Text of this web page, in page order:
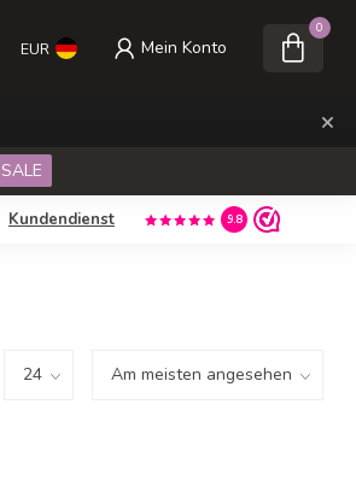
×
EUR Mein Konto
0
SALE
Kundendienst 9.8